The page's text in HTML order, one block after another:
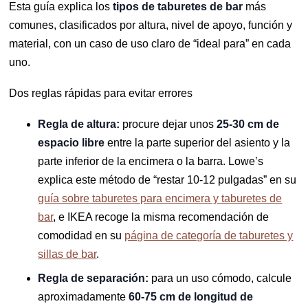
Esta guía explica lostipos de taburetes de bar más
comunes, clasificados por altura, nivel de apoyo, función y
material, con un caso de uso claro de “ideal para” en cada
uno.
Dos reglas rápidas para evitar errores
Regla de altura: procure dejar unos25-30 cm de
espacio libre entre la parte superior del asiento y la
parte inferior de la encimera o la barra. Lowe’s
explica este método de “restar 10-12 pulgadas” en su
guía sobre taburetes para encimera y taburetes de
bar, e IKEA recoge la misma recomendación de
comodidad en su página de categoría de taburetes y
sillas de bar.
Regla de separación: para un uso cómodo, calcule
aproximadamente60-75 cm de longitud de